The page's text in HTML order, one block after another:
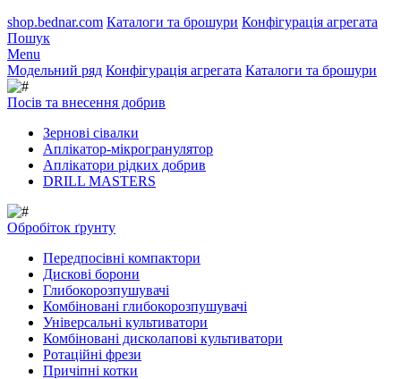
shop.bednar.com Каталоги та брошури Конфігурація агрегата
Пошук
Menu
Модельний ряд Конфігурація агрегата Каталоги та брошури
Посів та внесення добрив
Зернові сівалки
Аплікатор-мікрогранулятор
Аплікатори рідких добрив
DRILL MASTERS
Обробіток ґрунту
Передпосівні компактори
Дискові борони
Глибокорозпушувачі
Комбіновані глибокорозпушувачі
Універсальні культиватори
Комбіновані дисколапові культиватори
Ротаційні фрези
Причіпні котки